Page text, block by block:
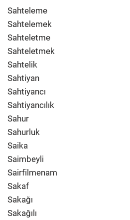
Sahteleme
Sahtelemek
Sahteletme
Sahteletmek
Sahtelik
Sahtiyan
Sahtiyancı
Sahtiyancılık
Sahur
Sahurluk
Saika
Saimbeyli
Sairfilmenam
Sakaf
Sakağı
Sakağılı